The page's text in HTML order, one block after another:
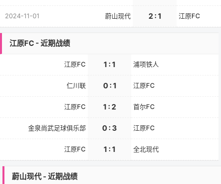
2024-11-01 蔚山现代 2 : 1 江原FC
江原FC - 近期战绩
江原FC 1 : 1 浦项铁人
仁川联 0 : 1 江原FC
江原FC 1 : 2 首尔FC
金泉尚武足球俱乐部 0 : 3 江原FC
江原FC 1 : 1 全北现代
蔚山现代 - 近期战绩